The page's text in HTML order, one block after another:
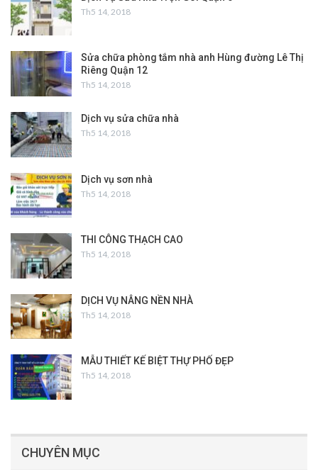
Th5 14, 2018
Sửa chữa phòng tắm nhà anh Hùng đường Lê Thị
Riêng Quận 12
Th5 14, 2018
Dịch vụ sửa chữa nhà
Th5 14, 2018
Dịch vụ sơn nhà
Th5 14, 2018
THI CÔNG THẠCH CAO
Th5 14, 2018
DỊCH VỤ NÂNG NỀN NHÀ
Th5 14, 2018
MẪU THIẾT KẾ BIỆT THỰ PHỐ ĐẸP
Th5 14, 2018
CHUYÊN MỤC